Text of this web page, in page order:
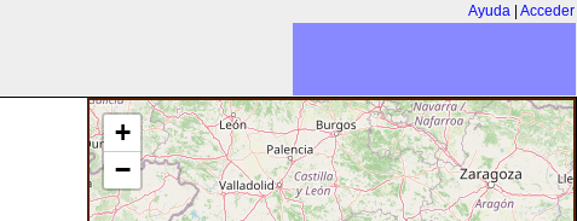
Ayuda Acceder
+
−